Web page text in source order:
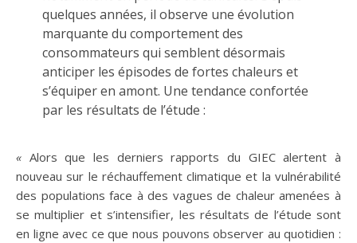
quelques années, il observe une évolution
marquante du comportement des
consommateurs qui semblent désormais
anticiper les épisodes de fortes chaleurs et
s’équiper en amont. Une tendance confortée
par les résultats de l’étude :
« Alors que les derniers rapports du GIEC alertent à
nouveau sur le réchauffement climatique et la vulnérabilité
des populations face à des vagues de chaleur amenées à
se multiplier et s’intensifier, les résultats de l’étude sont
en ligne avec ce que nous pouvons observer au quotidien :